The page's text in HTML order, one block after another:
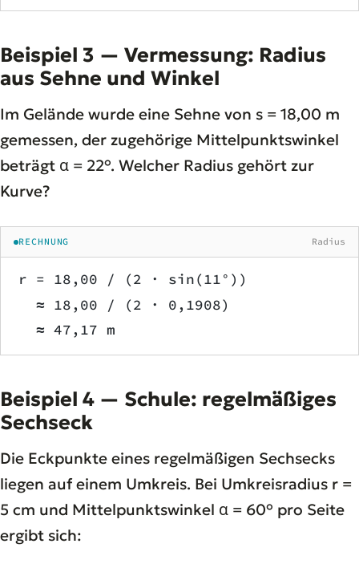
Beispiel 3 — Vermessung: Radius
aus Sehne und Winkel
Im Gelände wurde eine Sehne von s = 18,00 m
gemessen, der zugehörige Mittelpunktswinkel
beträgt α = 22°. Welcher Radius gehört zur
Kurve?
RECHNUNG Radius
r = 18,00 / (2 · sin(11°))
  ≈ 18,00 / (2 · 0,1908)
  ≈ 47,17 m
Beispiel 4 — Schule: regelmäßiges
Sechseck
Die Eckpunkte eines regelmäßigen Sechsecks
liegen auf einem Umkreis. Bei Umkreisradius r =
5 cm und Mittelpunktswinkel α = 60° pro Seite
ergibt sich: